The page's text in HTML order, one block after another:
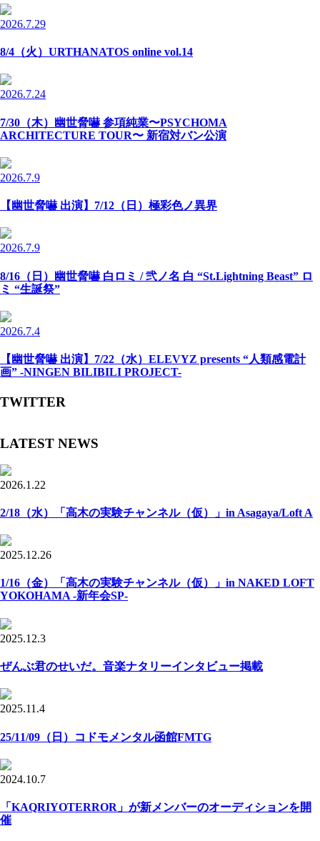
2026.7.29
8/4（火）URTHANATOS online vol.14
2026.7.24
7/30（木）幽世脅嚇 参項純業〜PSYCHOMA
ARCHITECTURE TOUR〜 新宿対バン公演
2026.7.9
【幽世脅嚇 出演】7/12（日）極彩色ノ異界
2026.7.9
8/16（日）幽世脅嚇 白ロミ / 弐ノ名 白 “St.Lightning Beast” ロ
ミ “生誕祭”
2026.7.4
【幽世脅嚇 出演】7/22（水）ELEVYZ presents “人類感電計
画” -NINGEN BILIBILI PROJECT-
TWITTER
LATEST NEWS
2026.1.22
2/18（水）「高木の実験チャンネル（仮）」in Asagaya/Loft A
2025.12.26
1/16（金）「高木の実験チャンネル（仮）」in NAKED LOFT
YOKOHAMA -新年会SP-
2025.12.3
ぜんぶ君のせいだ。音楽ナタリーインタビュー掲載
2025.11.4
25/11/09（日）コドモメンタル函館FMTG
2024.10.7
「KAQRIYOTERROR」が新メンバーのオーディションを開
催